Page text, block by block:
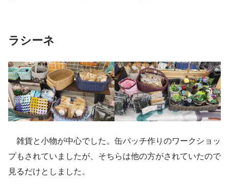
ラシーネ
雑貨と小物が中心でした。缶バッチ作りのワークショッ
プもされていましたが、そちらは他の方がされていたので
見るだけとしました。